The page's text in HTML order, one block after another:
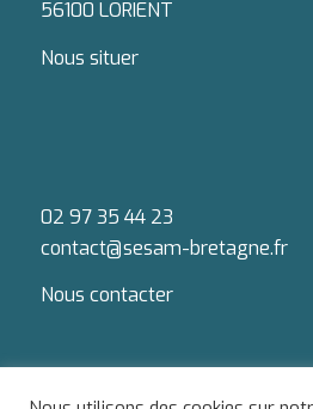
56100 LORIENT
Nous situer
02 97 35 44 23
contact@sesam-bretagne.fr
Nous contacter